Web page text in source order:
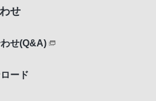
ェアの非独占的かつ譲渡不
ンピュータにおいてのみ、許
ウンロードし、「インスト
ールし、当該製品において
せ
せ(Q&A)
ード